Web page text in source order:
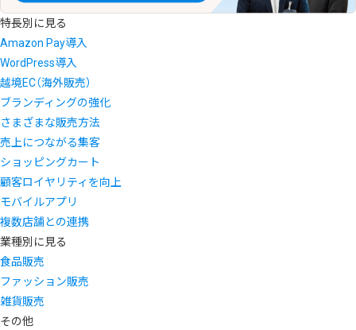
特長別に見る
Amazon Pay導入
WordPress導入
越境EC（海外販売）
ブランディングの強化
さまざまな販売方法
売上につながる集客
ショッピングカート
顧客ロイヤリティを向上
モバイルアプリ
複数店舗との連携
業種別に見る
食品販売
ファッション販売
雑貨販売
その他